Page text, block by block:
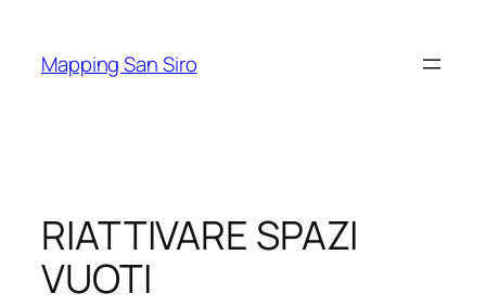
contenuto
Mapping San Siro
RIATTIVARE SPAZI
VUOTI